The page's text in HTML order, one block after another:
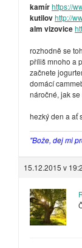
kamírhttps://
kutilovhttp://
alm vizovice
rozhodně se
příliš mnoho a
začnete
domácí
náročné, jak
hezký den a ať
"Bože, dej mi
15.12.2015 v